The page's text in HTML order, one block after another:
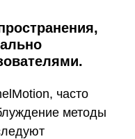
часто
методы